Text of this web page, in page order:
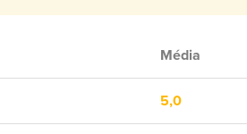
Média
5,0